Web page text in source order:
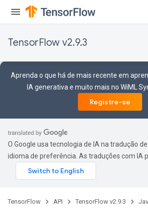
TensorFlow v2.9.3
Aprenda o que há de mais recente em
IA generativa e muito mais no WiML
Registre-se
O Google usa tecnologia de IA na tradução
idioma de preferência. As traduções com IA
TensorFlow API TensorFlow v2.9.3